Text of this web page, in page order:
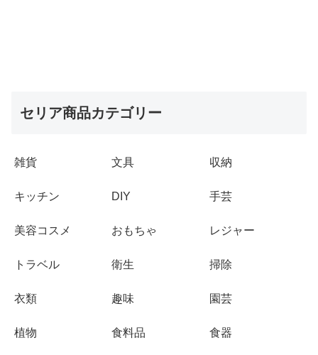
セリア商品カテゴリー
雑貨 文具 収納
キッチン DIY 手芸
美容コスメ おもちゃ レジャー
トラベル 衛生 掃除
衣類 趣味 園芸
植物 食料品 食器